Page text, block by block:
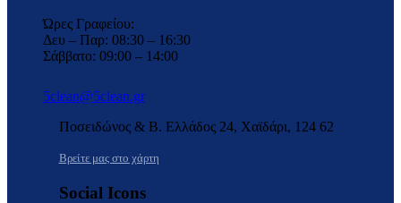
Ώρες Γραφείου:
Δευ – Παρ: 08:30 – 16:30
Σάββατο: 09:00 – 14:00
5clean@5clean.gr
Ποσειδώνος & Β. Ελλάδος 24, Χαϊδάρι, 124 62
Βρείτε μας στο χάρτη
Social Icons